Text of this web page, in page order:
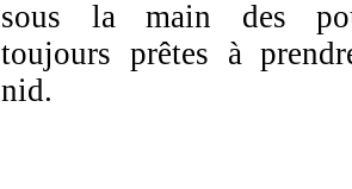
sous la main des
toujours prêtes à
nid.